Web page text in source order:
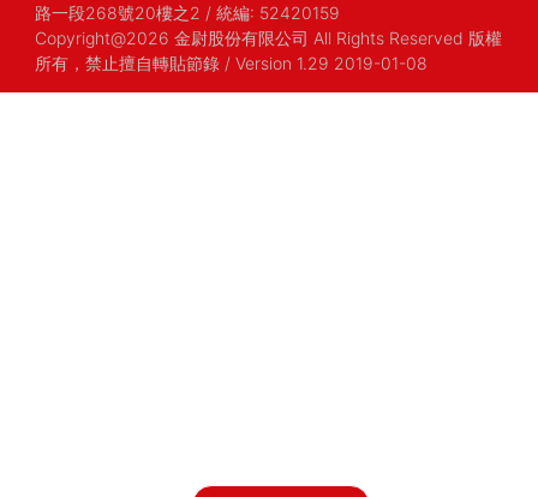
路一段268號20樓之2 / 統編: 52420159
Copyright@2026 金尉股份有限公司 All Rights Reserved 版權
所有，禁止擅自轉貼節錄 / Version 1.29 2019-01-08